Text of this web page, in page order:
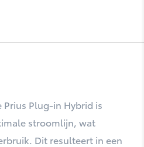
Prius Plug-in Hybrid is
stroomlijn, wat
Dit resulteert in een